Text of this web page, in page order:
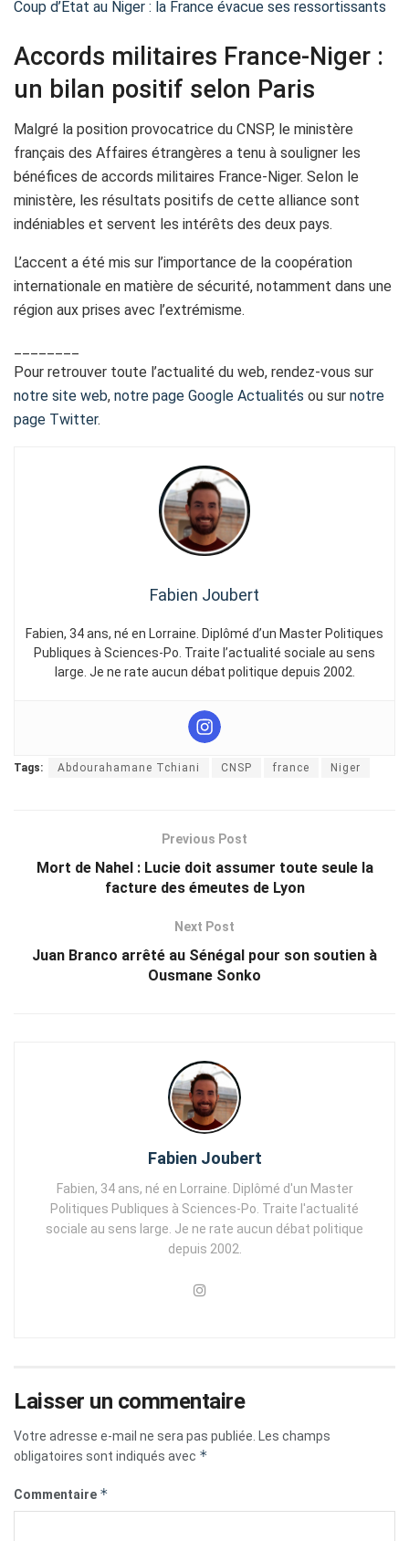
Coup d’État au Niger : la France évacue ses ressortissants
Accords militaires France-Niger :
un bilan positif selon Paris
Malgré la position provocatrice du CNSP, le ministère
français des Affaires étrangères a tenu à souligner les
bénéfices de accords militaires France-Niger. Selon le
ministère, les résultats positifs de cette alliance sont
indéniables et servent les intérêts des deux pays.
L’accent a été mis sur l’importance de la coopération
internationale en matière de sécurité, notamment dans une
région aux prises avec l’extrémisme.
Pour retrouver toute l’actualité du web, rendez-vous sur
notre site web, notre page Google Actualités ou sur notre
page Twitter.
Fabien Joubert
Fabien, 34 ans, né en Lorraine. Diplômé d’un Master Politiques
Publiques à Sciences-Po. Traite l’actualité sociale au sens
large. Je ne rate aucun débat politique depuis 2002.
Tags: Abdourahamane Tchiani CNSP france Niger
Previous Post
Mort de Nahel : Lucie doit assumer toute seule la
facture des émeutes de Lyon
Next Post
Juan Branco arrêté au Sénégal pour son soutien à
Ousmane Sonko
Fabien Joubert
Fabien, 34 ans, né en Lorraine. Diplômé d'un Master
Politiques Publiques à Sciences-Po. Traite l'actualité
sociale au sens large. Je ne rate aucun débat politique
depuis 2002.
Laisser un commentaire
Votre adresse e-mail ne sera pas publiée. Les champs
obligatoires sont indiqués avec *
Commentaire *